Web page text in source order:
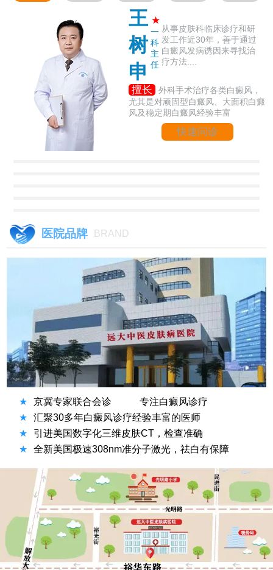
王
树
申
★
一
科
主
任
从事皮肤科临床诊疗和研
发工作近30年，善于通过
白癜风发病诱因来寻找治
疗方法....
擅长
外科手术治疗各类白癜风，
尤其是对顽固型白癜风、大面积白癜
风及稳定期白癜风经验丰富
快速问诊
医院品牌 BRAND
★ 京冀专家联合会诊
专注白癜风诊疗
★
汇聚30多年白癜风诊疗经验丰富的医师
★
引进美国数字化三维皮肤CT，检查准确
★
全新美国极速308nm准分子激光，祛白有保障